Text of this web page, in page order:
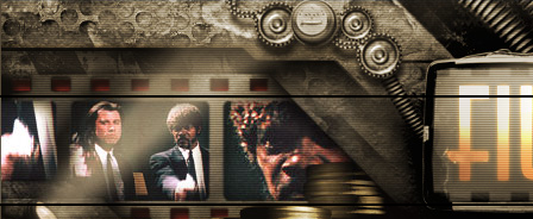
Hyppää pääsisältöön